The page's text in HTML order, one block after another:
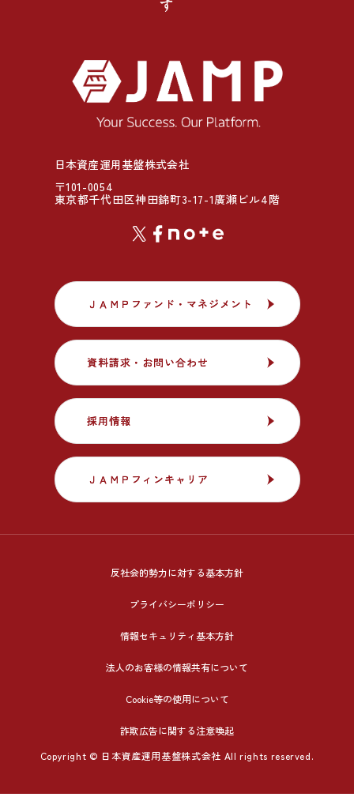
日本資産運用基盤株式会社
〒101-0054
東京都千代田区神田錦町3-17-1廣瀬ビル4階
ＪＡＭＰファンド・マネジメント
ＪＡＭＰファンド・マネジメント
資料請求・お問い合わせ
資料請求・お問い合わせ
採用情報
採用情報
ＪＡＭＰフィンキャリア
ＪＡＭＰフィンキャリア
反社会的勢力に対する基本方針
プライバシーポリシー
情報セキュリティ基本方針
法人のお客様の情報共有について
Cookie等の使用について
詐欺広告に関する注意喚起
Copyright © 日本資産運用基盤株式会社 All rights reserved.